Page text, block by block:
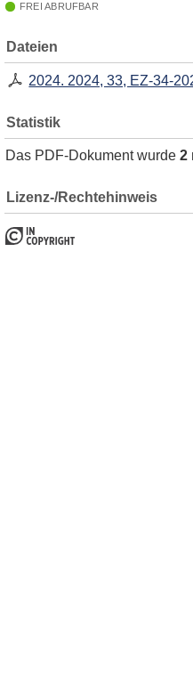
FREI ABRUFBAR
Dateien
2024. 2024, 33, EZ-34-
Statistik
Das PDF-Dokument wurde 2
Lizenz-/Rechtehinweis